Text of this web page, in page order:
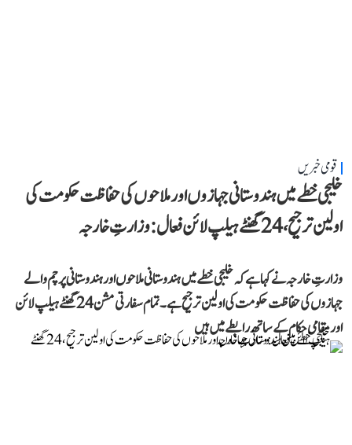
قومی خبریں
خلیجی خطے میں ہندوستانی جہازوں اور ملاحوں کی حفاظت حکومت کی
اولین ترجیح، 24 گھنٹے ہیلپ لائن فعال: وزارتِ خارجہ
وزارتِ خارجہ نے کہا ہے کہ خلیجی خطے میں ہندوستانی ملاحوں اور ہندوستانی پرچم والے
جہازوں کی حفاظت حکومت کی اولین ترجیح ہے۔ تمام سفارتی مشن 24 گھنٹے ہیلپ لائن
اور مقامی حکام کے ساتھ رابطے میں ہیں